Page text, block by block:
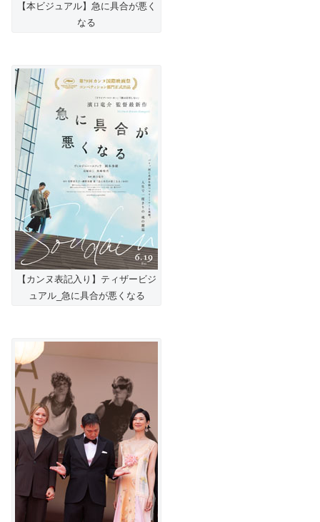
【本ビジュアル】急に具合が悪く
なる
【カンヌ表記入り】ティザービジ
ュアル_急に具合が悪くなる